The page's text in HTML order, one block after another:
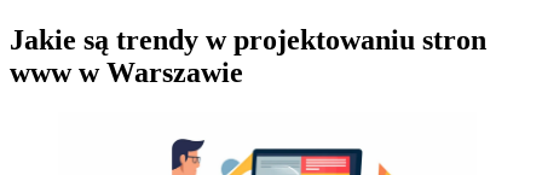
Jakie są trendy w projektowaniu stron
www w Warszawie